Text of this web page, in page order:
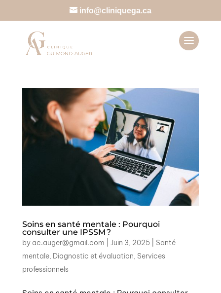
info@cliniquega.ca
Soins en santé mentale : Pourquoi
consulter une IPSSM ?
by ac.auger@gmail.com Juin 3, 2025
Santé
mentale, Diagnostic et évaluation, Services
professionnels